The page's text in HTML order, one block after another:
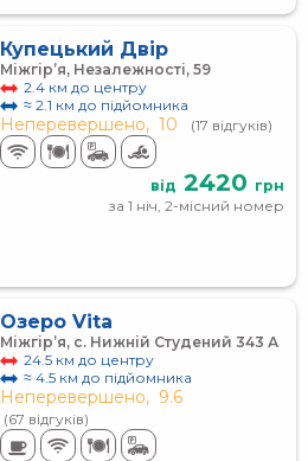
Купецький Двір
Міжгір’я, Незалежності, 59
2.4 км до центру
≈ 2.1 км до підйомника
Неперевершено, 10 (17 відгуків)
від 2420 грн
за 1 ніч, 2-місний номер
Озеро Vita
Міжгір’я, с. Нижній Студений 343 А
24.5 км до центру
≈ 4.5 км до підйомника
Неперевершено, 9.6
(67 відгуків)